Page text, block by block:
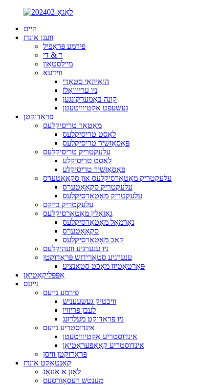
היים
וועגן אונדז
פירמע פּראָפיל
ר & די
מיילסטאָון
ווידעא
הואַיהאַי סטאָרי
ניו ערייוואַלז
קונה באַמערקונגען
געשעפט אַקטיוויטעטן
פּראָדוקטן
מאָטאָר טריסיקלעס
לאַסט טריסיקלעס
פּאַסאַזשיר טריסיקלעס
עלעקטריק טריסיקלעס
לאַסט טריסיקלע
פּאַסאַזשיר טריסיקלע
עלעקטריק מאָטאָרסיקלעס און סקאָאָטערס
עלעקטריק סקאָאָטערס
עלעקטריק מאָטאָרסיקלעס
עלעקטריק בייקס
גאַזאָלין מאָטאָרסיקלעס
נאָרמאַל מאָטאָרסיקלעס
סקאָאָטערס
קאַב מאָטאָרסיקלעס
ניו ענערגיע וועהיקלעס
ענערגיע סטאָרידזש פּראָדוקטן
פּאָרטאַטיוו מאַכט סטאנציע
אַפּפּליקאַטיאָן
נייַעס
פירמע נייַעס
וויכטיק געשעעניש
לעבן פּריוויו
ניו פּראָדוקט מעלדונג
אינדוסטריע נייַעס
אינדוסטריע אַקטיוויטעטן
אינדוסטריע קאָאָפּעראַטיאָן
פּראָדוקטן וויסן
קאָנטאַקט אונדז
לאָזן אַ אָנזאָג
מענטש רעסאָורסעס